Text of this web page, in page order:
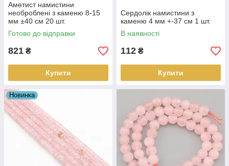
Аметист намистини
необроблені з каменю 8-15
мм ±40 см 20 шт.
Готово до відправки
821 ₴
Купити
Сердолік намистини з
каменю 4 мм +-37 см 1 шт.
В наявності
112 ₴
Купити
Новинка